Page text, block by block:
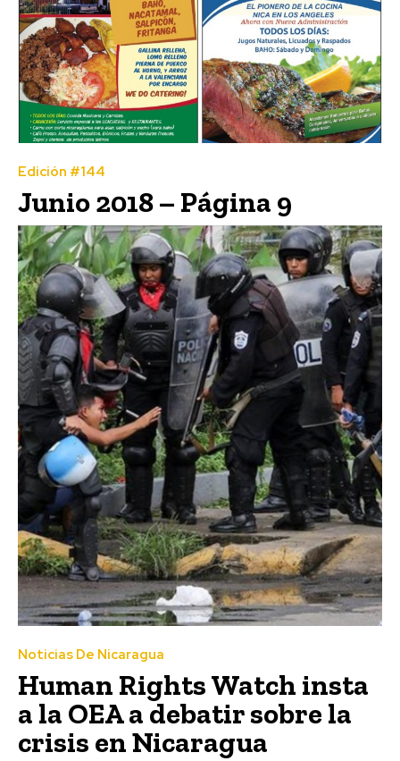
Edición #144
Junio 2018 – Página 9
Noticias De Nicaragua
Human Rights Watch insta
a la OEA a debatir sobre la
crisis en Nicaragua